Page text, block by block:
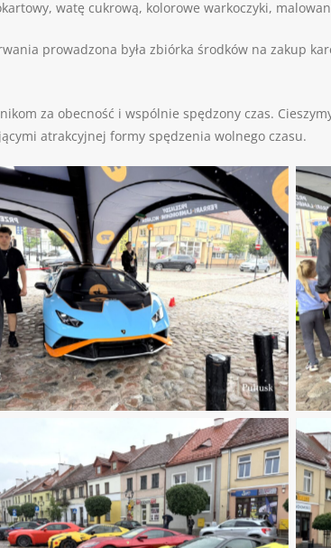
watę cukrową, kolorowe warkoczyki,
prowadzona była zbiórka środków na zakup
za obecność i wspólnie spędzony czas.
atrakcyjnej formy spędzenia wolnego czasu.